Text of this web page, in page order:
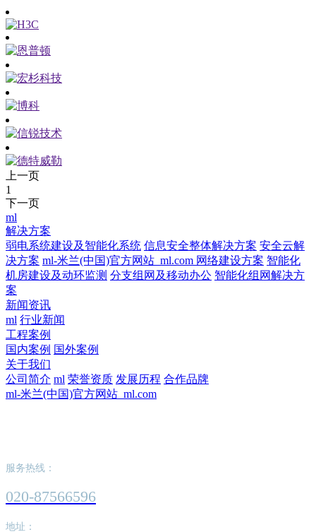
上一页
1
下一页
ml
解决方案
弱电系统建设及智能化系统 信息安全整体解决方案 安全云解
决方案 ml-米兰(中国)官方网站_ml.com 网络建设方案 智能化
机房建设及动环监测 分支组网及移动办公 智能化组网解决方
案
新闻资讯
ml 行业新闻
工程案例
国内案例 国外案例
关于我们
公司简介 ml 荣誉资质 发展历程 合作品牌
ml-米兰(中国)官方网站_ml.com
服务热线：
020-87566596
地址：